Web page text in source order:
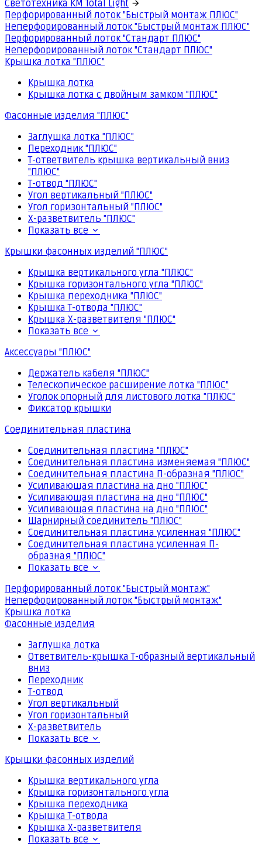
Светотехника КМ Total Light
Перфорированный лоток "Быстрый монтаж ПЛЮС"
Неперфорированный лоток "Быстрый монтаж ПЛЮС"
Перфорированный лоток "Стандарт ПЛЮС"
Неперфорированный лоток "Стандарт ПЛЮС"
Крышка лотка "ПЛЮС"
Крышка лотка
Крышка лотка с двойным замком "ПЛЮС"
Фасонные изделия "ПЛЮС"
Заглушка лотка "ПЛЮС"
Переходник "ПЛЮС"
Т-ответвитель крышка вертикальный вниз
"ПЛЮС"
Т-отвод "ПЛЮС"
Угол вертикальный "ПЛЮС"
Угол горизонтальный "ПЛЮС"
Х-разветвитель "ПЛЮС"
Показать все
Крышки фасонных изделий "ПЛЮС"
Крышка вертикального угла "ПЛЮС"
Крышка горизонтального угла "ПЛЮС"
Крышка переходника "ПЛЮС"
Крышка Т-отвода "ПЛЮС"
Крышка Х-разветвителя "ПЛЮС"
Показать все
Аксессуары "ПЛЮС"
Держатель кабеля "ПЛЮС"
Телескопическое расширение лотка "ПЛЮС"
Уголок опорный для листового лотка "ПЛЮС"
Фиксатор крышки
Соединительная пластина
Соединительная пластина "ПЛЮС"
Соединительная пластина изменяемая "ПЛЮС"
Соединительная пластина П-образная "ПЛЮС"
Усиливающая пластина на дно "ПЛЮС"
Усиливающая пластина на дно "ПЛЮС"
Усиливающая пластина на дно "ПЛЮС"
Шарнирный соединитель "ПЛЮС"
Соединительная пластина усиленная "ПЛЮС"
Соединительная пластина усиленная П-
образная "ПЛЮС"
Показать все
Перфорированный лоток "Быстрый монтаж"
Неперфорированный лоток "Быстрый монтаж"
Крышка лотка
Фасонные изделия
Заглушка лотка
Ответвитель-крышка Т-образный вертикальный
вниз
Переходник
Т-отвод
Угол вертикальный
Угол горизонтальный
Х-разветвитель
Показать все
Крышки фасонных изделий
Крышка вертикального угла
Крышка горизонтального угла
Крышка переходника
Крышка Т-отвода
Крышка Х-разветвителя
Показать все